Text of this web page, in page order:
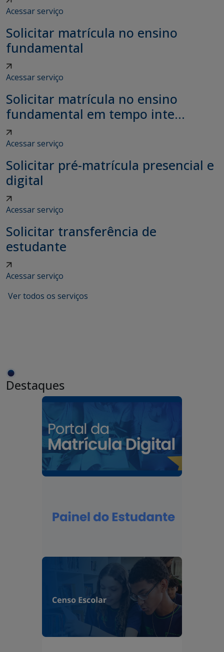
Acessar serviço
Solicitar matrícula no ensino
fundamental
Acessar serviço
Solicitar matrícula no ensino
fundamental em tempo inte...
Acessar serviço
Solicitar pré-matrícula presencial e
digital
Acessar serviço
Solicitar transferência de
estudante
Acessar serviço
Ver todos os serviços
Destaques